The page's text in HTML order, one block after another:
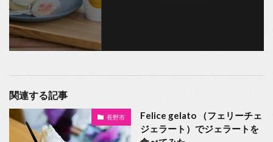
関連する記事
長野市
Felice gelato （フェリーチェ
ジェラート）でジェラートを